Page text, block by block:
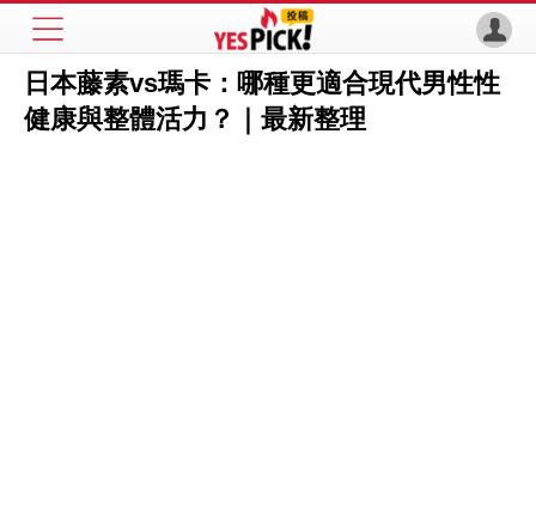
日本藤素vs瑪卡：哪種更適合現代男性性
健康與整體活力？｜最新整理